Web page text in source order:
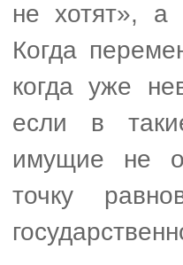
не хотят», а
Когда
когда уже
если в
имущие не
точку